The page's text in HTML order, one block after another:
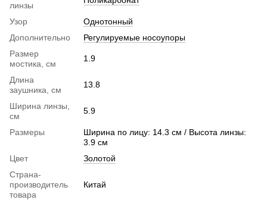
линзы
Узор
Однотонный
Дополнительно
Регулируемые носоупоры
Размер
мостика, см
1.9
Длина
заушника, см
13.8
Ширина линзы,
см
5.9
Размеры
Ширина по лицу: 14.3 см / Высота линзы:
3.9 см
Цвет
Золотой
Страна-
производитель
товара
Китай